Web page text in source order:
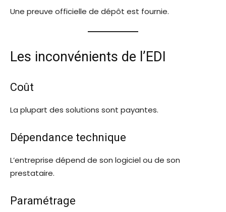
Une preuve officielle de dépôt est fournie.
Les inconvénients de l’EDI
Coût
La plupart des solutions sont payantes.
Dépendance technique
L’entreprise dépend de son logiciel ou de son
prestataire.
Paramétrage